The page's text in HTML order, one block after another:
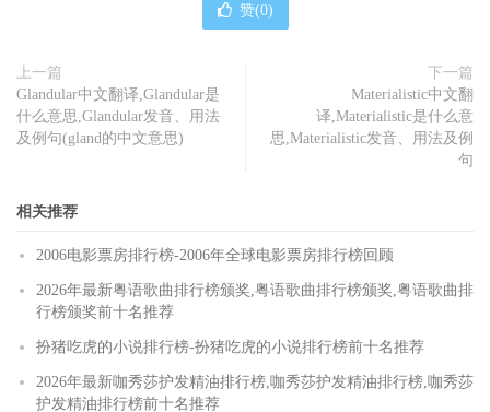
赞(0)
上一篇
Glandular中文翻译,Glandular是
什么意思,Glandular发音、用法
及例句(gland的中文意思)
下一篇
Materialistic中文翻
译,Materialistic是什么意
思,Materialistic发音、用法及例
句
相关推荐
2006电影票房排行榜-2006年全球电影票房排行榜回顾
2026年最新粤语歌曲排行榜颁奖,粤语歌曲排行榜颁奖,粤语歌曲排
行榜颁奖前十名推荐
扮猪吃虎的小说排行榜-扮猪吃虎的小说排行榜前十名推荐
2026年最新咖秀莎护发精油排行榜,咖秀莎护发精油排行榜,咖秀莎
护发精油排行榜前十名推荐